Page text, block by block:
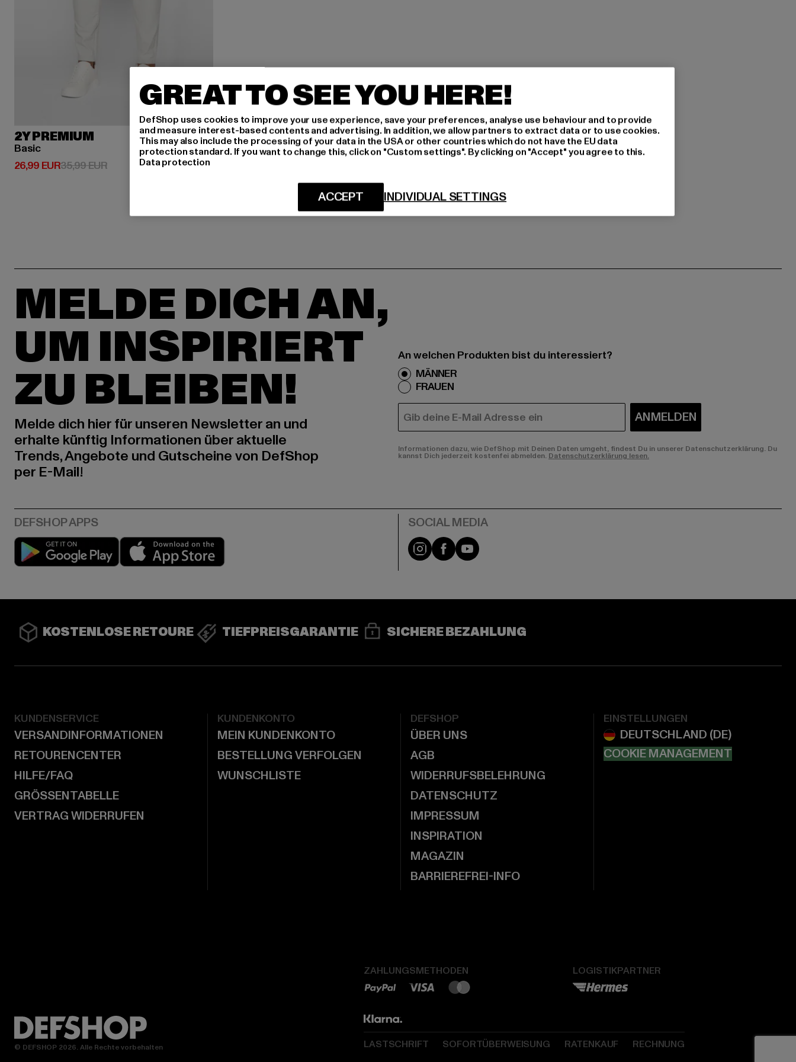
2Y PREMIUM
Basic
26,99 EUR
Derzeitiger Preis: 26,99 EUR
35,99 EURAktionspreis: 35,99 EUR
MELDE DICH AN,
UM INSPIRIERT
ZU BLEIBEN!
Melde dich hier für unseren Newsletter an und
erhalte künftig Informationen über aktuelle
Trends, Angebote und Gutscheine von DefShop
per E-Mail!
An welchen Produkten bist du interessiert?
MÄNNER
FRAUEN
E-MAIL ANMELDEN
Informationen dazu, wie DefShop mit Deinen Daten umgeht, findest Du in unserer Datenschutzerklärung. Du
kannst Dich jederzeit kostenfei abmelden. Datenschutzerklärung lesen.
Play market Instagram
FacebookYouTube
KOSTENLOSE RETOURE TIEFPREISGARANTIE SICHERE BEZAHLUNG
KUNDENSERVICE
VERSANDINFORMATIONEN
RETOURENCENTER
HILFE/FAQ
GRÖSSENTABELLE
VERTRAG WIDERRUFEN
KUNDENKONTO
MEIN KUNDENKONTO
BESTELLUNG VERFOLGEN
WUNSCHLISTE
DEFSHOP
ÜBER UNS
AGB
WIDERRUFSBELEHRUNG
DATENSCHUTZ
IMPRESSUM
INSPIRATION
MAGAZIN
BARRIEREFREI-INFO
EINSTELLUNGEN
COOKIE MANAGEMENT
ZAHLUNGSMETHODEN LOGISTIKPARTNER
LASTSCHRIFT SOFORTÜBERWEISUNG RATENKAUF RECHNUNG
© DEFSHOP 2026. Alle Rechte vorbehalten
GREAT TO SEE YOU HERE!
DefShop uses cookies to improve your use experience, save your preferences, analyse use behaviour and to provide
and measure interest-based contents and advertising. In addition, we allow partners to extract data or to use cookies.
This may also include the processing of your data in the USA or other countries which do not have the EU data
protection standard. If you want to change this, click on "Custom settings". By clicking on "Accept" you agree to this.
Data protection
INDIVIDUAL SETTINGS
ACCEPT